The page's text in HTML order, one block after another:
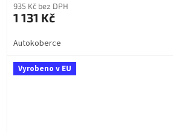
935 Kč bez DPH
1 131 Kč
Autokoberce
Vyrobeno v EU